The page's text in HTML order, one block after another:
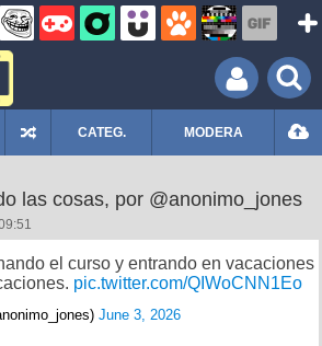
CATEG. MODERA
las cosas, por @anonimo_jones
el curso y entrando en vacaciones
pic.twitter.com/QIWoCNN1Eo
June 3, 2026